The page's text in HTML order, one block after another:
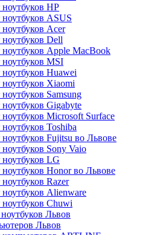
HP
ASUS
Acer
Dell
Apple MacBook
MSI
Huawei
Xiaomi
Samsung
Gigabyte
Microsoft Surface
Toshiba
Fujitsu во Львове
Sony Vaio
LG
Honor во Львове
Razer
Alienware
Chuwi
Львов
Львов